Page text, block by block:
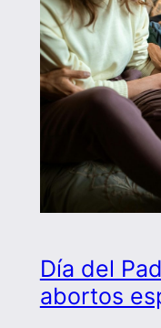
Día del
abortos